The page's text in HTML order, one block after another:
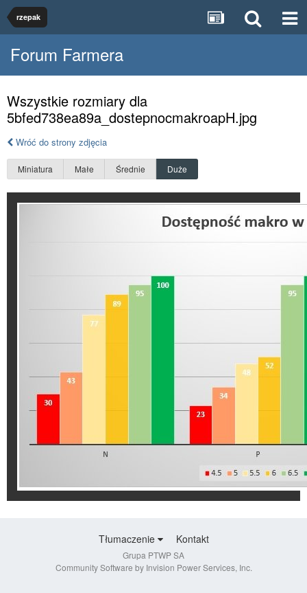
rzepak
Forum Farmera
Wszystkie rozmiary dla
5bfed738ea89a_dostepnocmakroapH.jpg
Wróć do strony zdjęcia
Miniatura Małe Średnie Duże
Tłumaczenie Kontakt
Grupa PTWP SA
Community Software by Invision Power Services, Inc.